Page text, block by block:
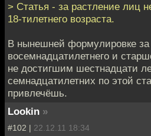
> Статья - за растление лиц
18-тилетнего возраста.
В нынешней формулировке за
восемнадцатилетнего и
не достигшим шестнадцати
семнадцатилетних по этой
привлечёшь.
Lookin »
#102 | 22.12.11 18:34